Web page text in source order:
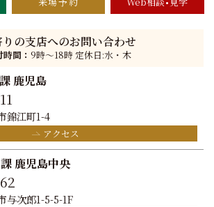
の支店へのお問い合わせ
間： 9時〜18時 定休日:水・木
鹿児島
錦江町1-4
アクセス
鹿児島中央
与次郎1-5-5-1F